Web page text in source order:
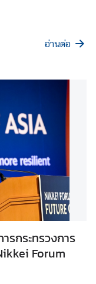
อ่านต่อ
รกระทรวงการ
Forum